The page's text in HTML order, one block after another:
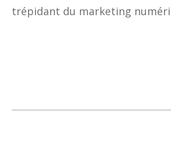
trépidant du marketing